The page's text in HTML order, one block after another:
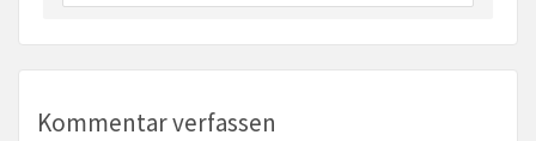
Kommentar verfassen